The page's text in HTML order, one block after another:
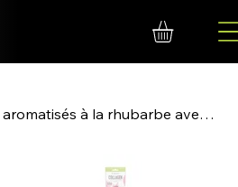
Collagène en sachets aromatisés à la rhubarbe avec acide hyaluronique et vitamin